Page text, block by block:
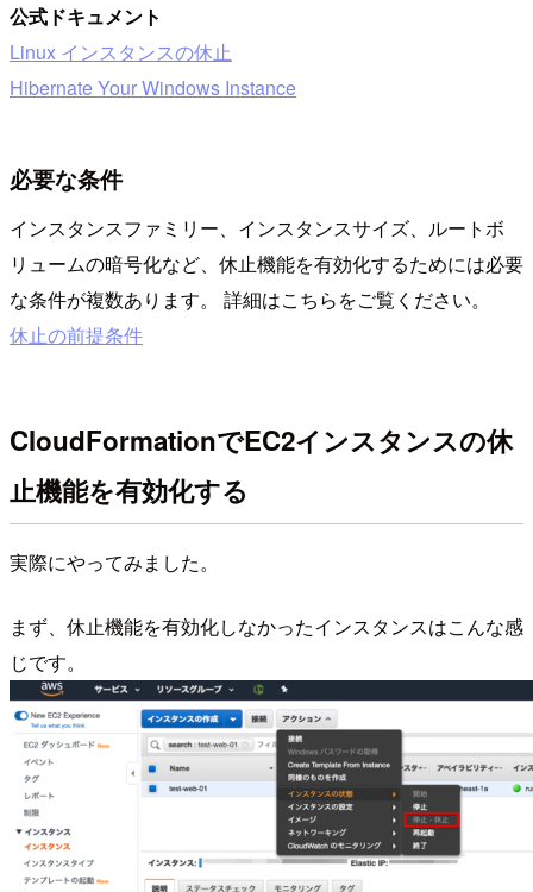
公式ドキュメント
Linux インスタンスの休止
Hibernate Your Windows Instance
必要な条件
インスタンスファミリー、インスタンスサイズ、ルートボ
リュームの暗号化など、休止機能を有効化するためには必要
な条件が複数あります。 詳細はこちらをご覧ください。
休止の前提条件
CloudFormationでEC2インスタンスの休
止機能を有効化する
実際にやってみました。
まず、休止機能を有効化しなかったインスタンスはこんな感
じです。